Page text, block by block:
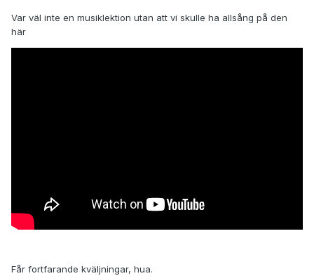
Var väl inte en musiklektion utan att vi skulle ha allsång på den
här
Får fortfarande kväljningar, hua.